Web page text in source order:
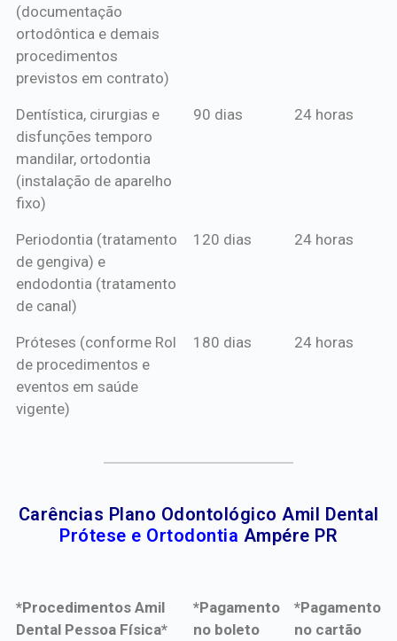
(documentação
ortodôntica e demais
procedimentos
previstos em contrato)
Dentística, cirurgias e
disfunções temporo
mandilar, ortodontia
(instalação de aparelho
fixo)
90 dias 24 horas
Periodontia (tratamento
de gengiva) e
endodontia (tratamento
de canal)
120 dias 24 horas
Próteses (conforme Rol
de procedimentos e
eventos em saúde
vigente)
180 dias 24 horas
Carências Plano Odontológico Amil Dental
Prótese e Ortodontia Ampére PR
*Procedimentos Amil
Dental Pessoa Física*
*Pagamento
no boleto
*Pagamento
no cartão